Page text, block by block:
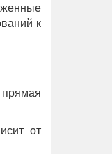
к
прямая
от